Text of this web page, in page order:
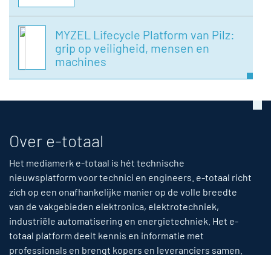
MYZEL Lifecycle Platform van Pilz:
grip op veiligheid, mensen en
machines
Over e-totaal
Het mediamerk e-totaal is hét technische
nieuwsplatform voor technici en engineers. e-totaal richt
zich op een onafhankelijke manier op de volle breedte
van de vakgebieden elektronica, elektrotechniek,
industriële automatisering en energietechniek. Het e-
totaal platform deelt kennis en informatie met
professionals en brengt kopers en leveranciers samen.